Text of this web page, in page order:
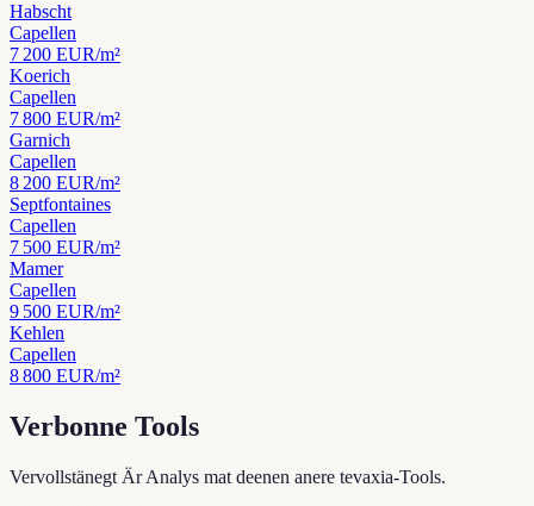
Habscht
Capellen
7 200 EUR/m²
Koerich
Capellen
7 800 EUR/m²
Garnich
Capellen
8 200 EUR/m²
Septfontaines
Capellen
7 500 EUR/m²
Mamer
Capellen
9 500 EUR/m²
Kehlen
Capellen
8 800 EUR/m²
Verbonne Tools
Vervollstänegt Är Analys mat deenen anere tevaxia-Tools.